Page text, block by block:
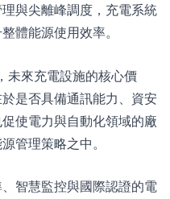
與尖離峰調度，充電系統
體能源使用效率。
未來充電設施的核心價
是否具備通訊能力、資安
使電力與自動化領域的廠
管理策略之中。
智慧監控與國際認證的電